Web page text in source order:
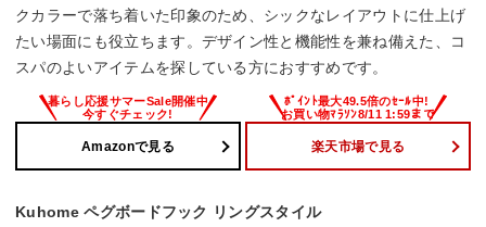
クカラーで落ち着いた印象のため、シックなレイアウトに仕上げ
たい場面にも役立ちます。デザイン性と機能性を兼ね備えた、コ
スパのよいアイテムを探している方におすすめです。
Amazonで見る 楽天市場で見る
Kuhome ペグボードフック リングスタイル